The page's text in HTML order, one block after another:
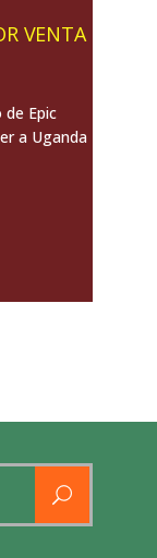
VENTA
Epic
a Uganda